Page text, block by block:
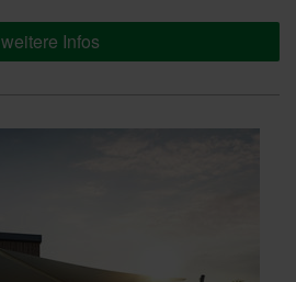
weitere Infos